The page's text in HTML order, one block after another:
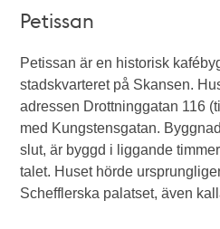
Petissan
Petissan är en historisk
stadskvarteret på Skansen.
adressen Drottninggatan 116
med Kungstensgatan.
slut, är byggd i liggande
talet. Huset hörde
Schefflerska palatset, även